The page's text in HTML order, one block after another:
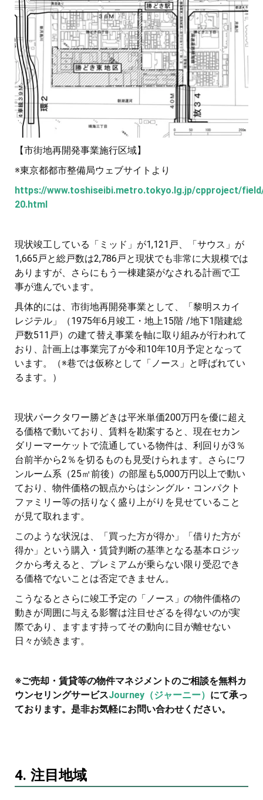
【市街地再開発事業施行区域】
※東京都都市整備局ウェブサイトより
https://www.toshiseibi.metro.tokyo.lg.jp/cpproject/
20.html
現状竣工している「ミッド」が1,121戸、「サウス」が
1,665戸と総戸数は2,786戸と現状でも非常に大規模では
ありますが、さらにもう一棟建築がなされる計画で工
事が進んでいます。
具体的には、市街地再開発事業として、「黎明スカイ
レジテル」（1975年6月竣工・地上15階 /地下1階建総
戸数511戸）の建て替え事業を軸に取り組みが行われて
おり、計画上は事業完了が令和10年10月予定となって
います。（※巷では仮称として「ノース」と呼ばれてい
るます。）
現状パークタワー勝どきは平米単価200万円を優に超え
る価格で動いており、賃料を勘案すると、現在セカン
ダリーマーケットで流通している物件は、利回りが3％
台前半から2％を切るものも見受けられます。さらにワ
ンルーム系（25㎡前後）の部屋も5,000万円以上で動い
ており、物件価格の観点からはシングル・コンパクト
ファミリー等の括りなく盛り上がりを見せていること
が見て取れます。
このような状況は、「買った方が得か」「借りた方が
得か」という購入・賃貸判断の基準となる基本ロジッ
クから考えると、プレミアムが乗らない限り受忍でき
る価格でないことは否定できません。
こうなるとさらに竣工予定の「ノース」の物件価格の
動きが周囲に与える影響は注目せざるを得ないのが実
際であり、ますます持ってその動向に目が離せない
日々が続きます。
※ご売却・賃貸等の物件マネジメントのご相談を無料カ
ウンセリングサービスJourney（ジャーニー） にて承っ
ております。是非お気軽にお問い合わせください。
4. 注目地域